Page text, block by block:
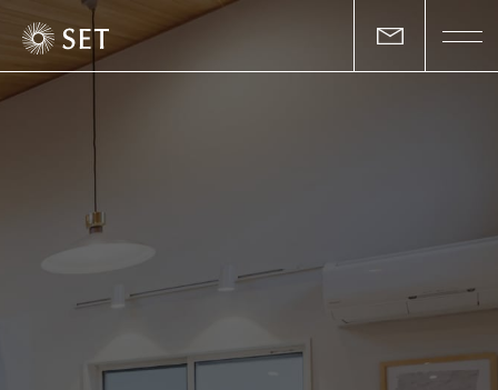
物件一覧
お客様の声